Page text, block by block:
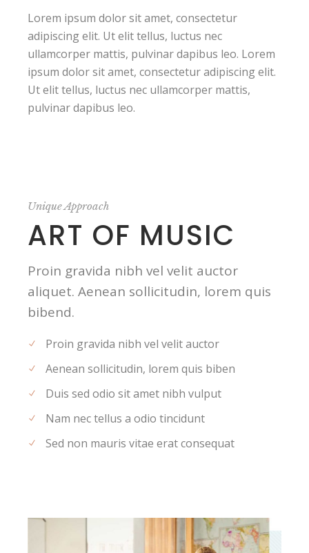
Lorem ipsum dolor sit amet, consectetur
adipiscing elit. Ut elit tellus, luctus nec
ullamcorper mattis, pulvinar dapibus leo. Lorem
ipsum dolor sit amet, consectetur adipiscing elit.
Ut elit tellus, luctus nec ullamcorper mattis,
pulvinar dapibus leo.
Unique Approach
ART OF MUSIC
Proin gravida nibh vel velit auctor
aliquet. Aenean sollicitudin, lorem quis
bibend.
Proin gravida nibh vel velit auctor
Aenean sollicitudin, lorem quis biben
Duis sed odio sit amet nibh vulput
Nam nec tellus a odio tincidunt
Sed non mauris vitae erat consequat